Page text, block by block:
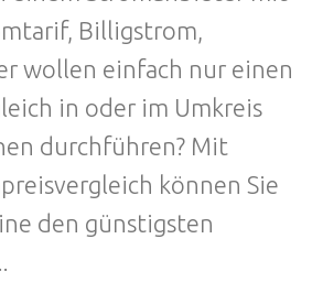
Billigstrom,
wollen einfach nur einen
in oder im Umkreis
durchführen? Mit
können Sie
den günstigsten